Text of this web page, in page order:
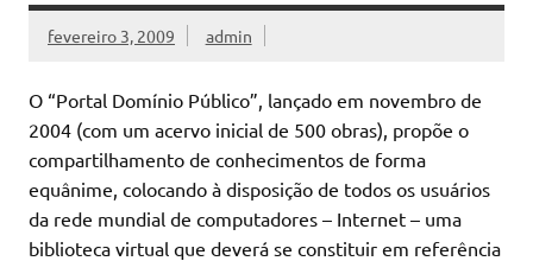
fevereiro 3, 2009 admin
O “Portal Domínio Público”, lançado em novembro de
2004 (com um acervo inicial de 500 obras), propõe o
compartilhamento de conhecimentos de forma
equânime, colocando à disposição de todos os usuários
da rede mundial de computadores – Internet – uma
biblioteca virtual que deverá se constituir em referência